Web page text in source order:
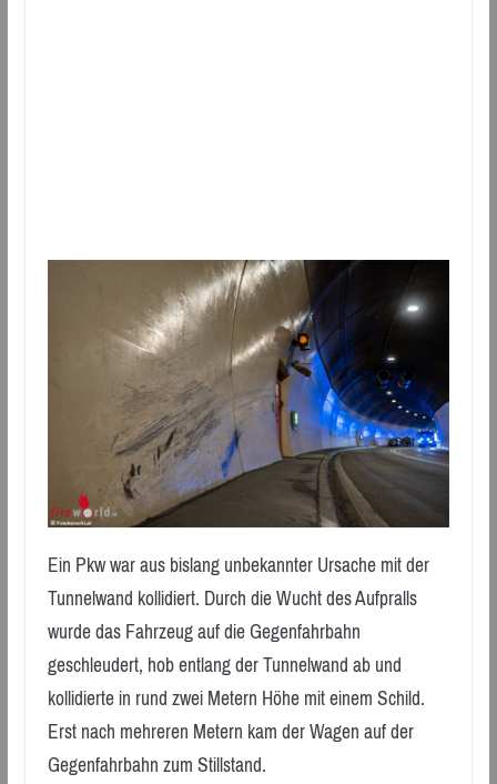
Ein Pkw war aus bislang unbekannter Ursache mit der
Tunnelwand kollidiert. Durch die Wucht des Aufpralls
wurde das Fahrzeug auf die Gegenfahrbahn
geschleudert, hob entlang der Tunnelwand ab und
kollidierte in rund zwei Metern Höhe mit einem Schild.
Erst nach mehreren Metern kam der Wagen auf der
Gegenfahrbahn zum Stillstand.